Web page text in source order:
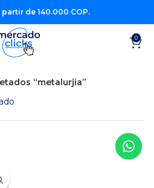
de 140.000 COP.
0
“metalurjia”